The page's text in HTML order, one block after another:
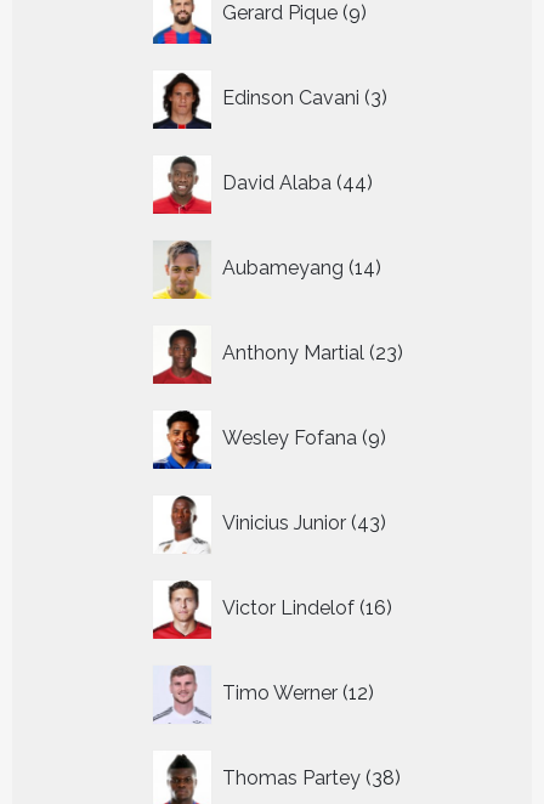
Gerard Pique 9
producten
Edinson Cavani 3
producten
David Alaba 44
producten
Aubameyang 14
producten
Anthony Martial 23
producten
Wesley Fofana 9
producten
Vinicius Junior 43
producten
Victor Lindelof 16
producten
Timo Werner 12
producten
Thomas Partey 38
producten